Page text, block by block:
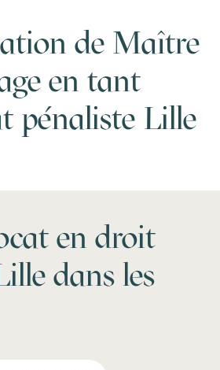
de Maître
en tant
pénaliste Lille
en droit
dans les